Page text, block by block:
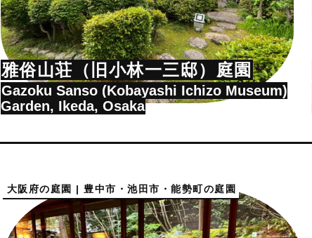
雅俗山荘（旧小林一三邸）庭園
Gazoku Sanso (Kobayashi Ichizo Museum)
Garden, Ikeda, Osaka
大阪府の庭園 | 豊中市・池田市・能勢町の庭園